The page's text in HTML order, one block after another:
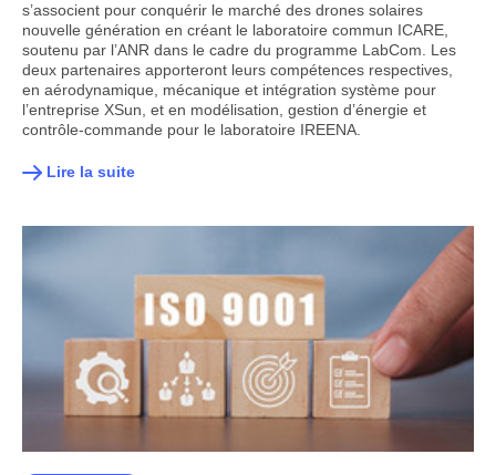
s’associent pour conquérir le marché des drones solaires
nouvelle génération en créant le laboratoire commun ICARE,
soutenu par l’ANR dans le cadre du programme LabCom. Les
deux partenaires apporteront leurs compétences respectives,
en aérodynamique, mécanique et intégration système pour
l’entreprise XSun, et en modélisation, gestion d’énergie et
contrôle-commande pour le laboratoire IREENA.
Lire la suite